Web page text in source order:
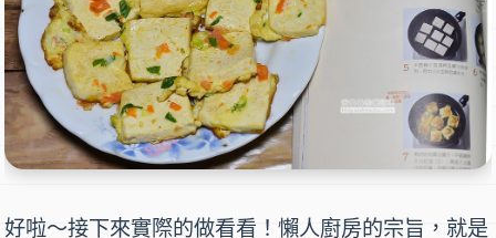
好啦～接下來實際的做看看！懶人廚房的宗旨，就是